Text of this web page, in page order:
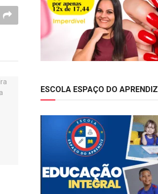
ESCOLA ESPAÇO DO APRENDIZ